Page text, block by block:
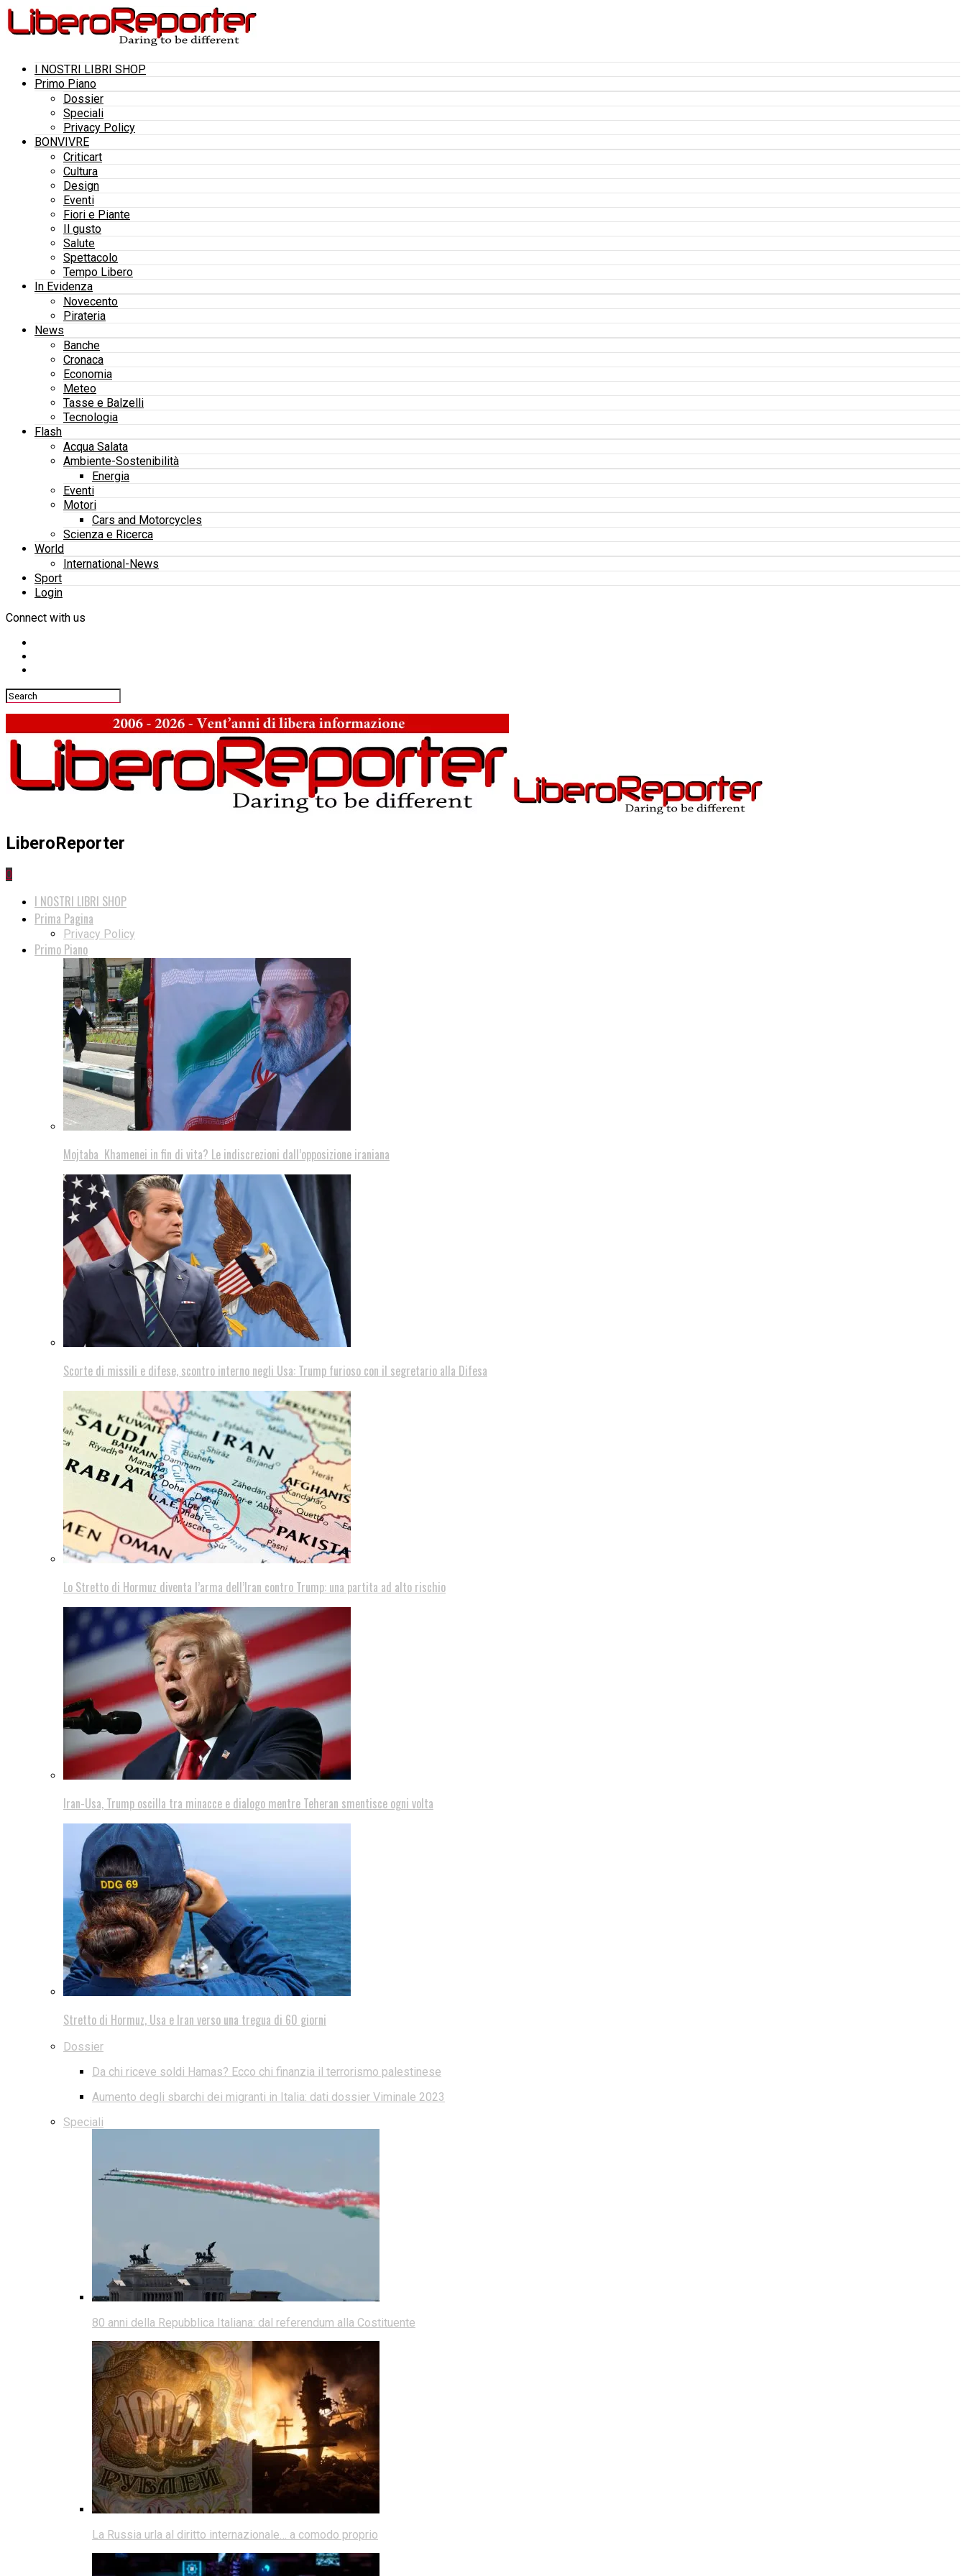
I NOSTRI LIBRI SHOP
Primo Piano
Dossier
Speciali
Privacy Policy
BONVIVRE
Criticart
Cultura
Design
Eventi
Fiori e Piante
Il gusto
Salute
Spettacolo
Tempo Libero
In Evidenza
Novecento
Pirateria
News
Banche
Cronaca
Economia
Meteo
Tasse e Balzelli
Tecnologia
Flash
Acqua Salata
Ambiente-Sostenibilità
Energia
Eventi
Motori
Cars and Motorcycles
Scienza e Ricerca
World
International-News
Sport
Login
Connect with us
LiberoReporter
0
I NOSTRI LIBRI SHOP
Prima Pagina
Privacy Policy
Primo Piano
Mojtaba Khamenei in fin di vita? Le indiscrezioni dall’opposizione iraniana
Scorte di missili e difese, scontro interno negli Usa: Trump furioso con il segretario alla Difesa
Lo Stretto di Hormuz diventa l’arma dell’Iran contro Trump: una partita ad alto rischio
Iran-Usa, Trump oscilla tra minacce e dialogo mentre Teheran smentisce ogni volta
Stretto di Hormuz, Usa e Iran verso una tregua di 60 giorni
Dossier
Da chi riceve soldi Hamas? Ecco chi finanzia il terrorismo palestinese
Aumento degli sbarchi dei migranti in Italia: dati dossier Viminale 2023
Speciali
80 anni della Repubblica Italiana: dal referendum alla Costituente
La Russia urla al diritto internazionale… a comodo proprio